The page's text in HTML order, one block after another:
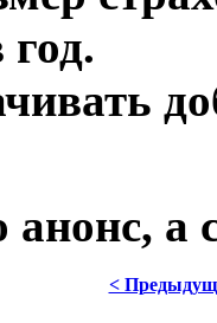
год.
анонс, а
<